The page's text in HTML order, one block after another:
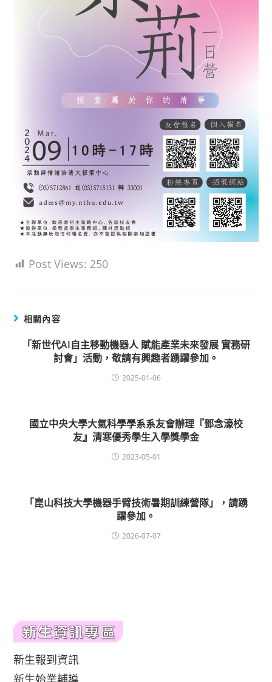
Post Views: 250
相關內容
「新世代AI自主移動機器人 賦能產業未來發展 實務研
討會」活動，敬請有興趣者踴躍參加。
2025-01-06
國立中央大學大氣科學學系系友會辦理『鄧念濠校
友』清寒優秀學生入學獎學金
2023-05-01
「崑山科技大學機器手臂技術暑期訓練營隊」，請踴
躍參加。
2026-07-07
新生報到資訊
新生始業輔導